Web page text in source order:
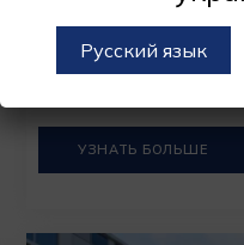
Государственный
Язык обучения :
УЗНАТЬ БОЛЬШЕ
Русский язык